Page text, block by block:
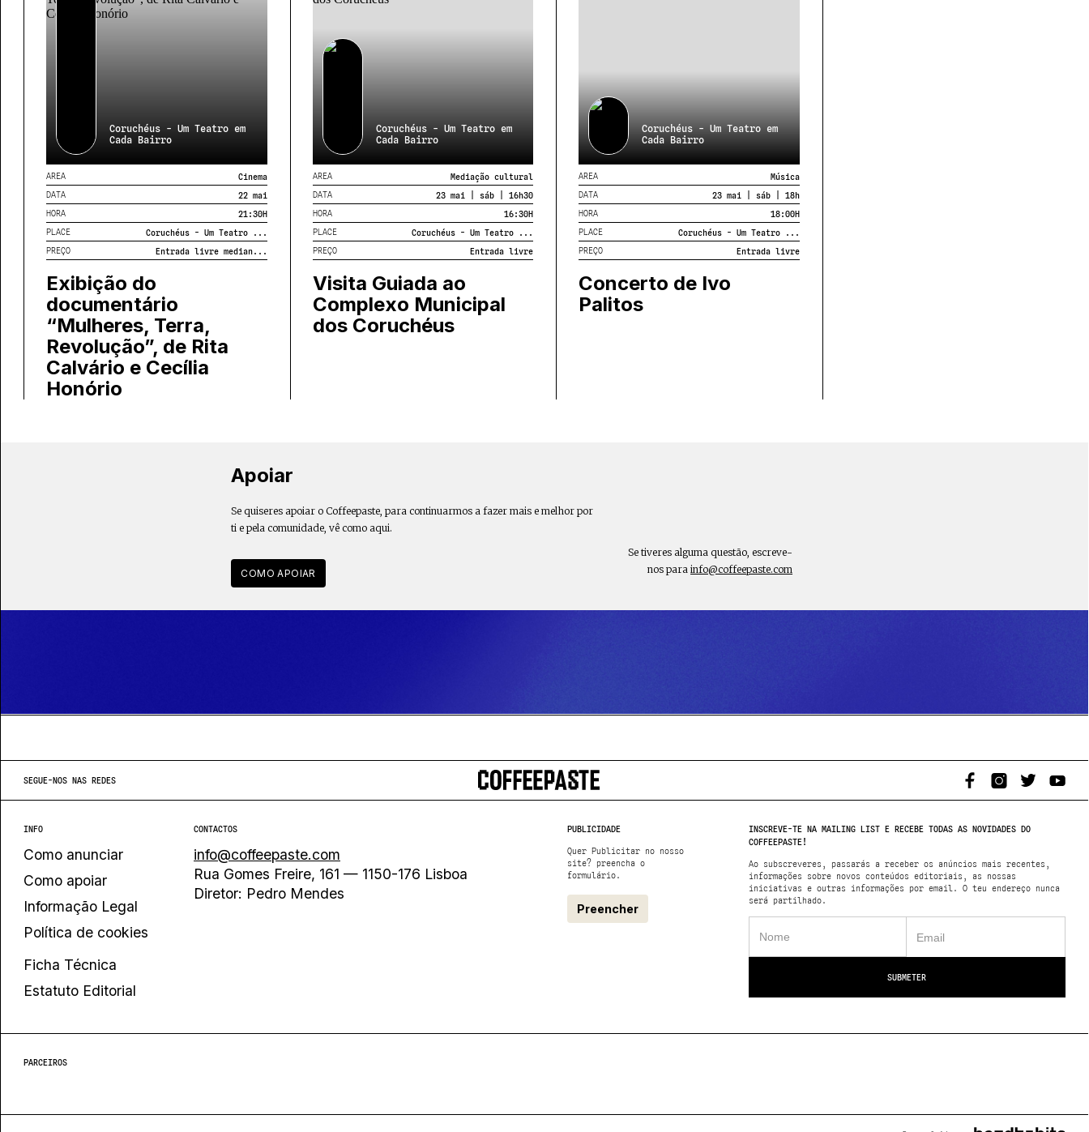
Coruchéus - Um Teatro em
Cada Bairro
AREA
Cinema
DATA
22 mai
HORA
21:30H
PLACE
Coruchéus - Um Teatro ...
PREÇO
Entrada livre median...
Exibição do
documentário
“Mulheres, Terra,
Revolução”, de Rita
Calvário e Cecília
Honório
Coruchéus - Um Teatro em
Cada Bairro
AREA
Mediação cultural
DATA
23 mai | sáb | 16h30
HORA
16:30H
PLACE
Coruchéus - Um Teatro ...
PREÇO
Entrada livre
Visita Guiada ao
Complexo Municipal
dos Coruchéus
Coruchéus - Um Teatro em
Cada Bairro
AREA
Música
DATA
23 mai | sáb | 18h
HORA
18:00H
PLACE
Coruchéus - Um Teatro ...
PREÇO
Entrada livre
Concerto de Ivo
Palitos
Apoiar
Se quiseres apoiar o Coffeepaste, para continuarmos a fazer mais e melhor por
ti e pela comunidade, vê como aqui.
COMO APOIAR
Se tiveres alguma questão, escreve-
nos parainfo@coffeepaste.com
SEGUE-NOS NAS REDES
INFO
Como anunciar
Como apoiar
Informação Legal
Política de cookies
Ficha Técnica
Estatuto Editorial
CONTACTOS
info@coffeepaste.com
Rua Gomes Freire, 161 — 1150-176 Lisboa
Diretor: Pedro Mendes
PUBLICIDADE
Quer Publicitar no nosso
site? preencha o
formulário.
Preencher
INSCREVE-TE NA MAILING LIST E RECEBE TODAS AS NOVIDADES DO
COFFEEPASTE!
Ao subscreveres, passarás a receber os anúncios mais recentes,
informações sobre novos conteúdos editoriais, as nossas
iniciativas e outras informações por email. O teu endereço nunca
será partilhado.
PARCEIROS